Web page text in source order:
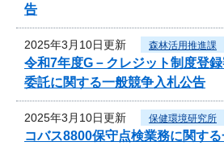
告
2025年3月10日更新 森林活用推進課
令和7年度G－クレジット制度登
委託に関する一般競争入札公告
2025年3月10日更新 保健環境研究所
コバス8800保守点検業務に関す